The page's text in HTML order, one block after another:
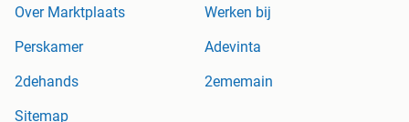
Over Marktplaats
Werken bij
Perskamer
Adevinta
2dehands
2ememain
Sitemap